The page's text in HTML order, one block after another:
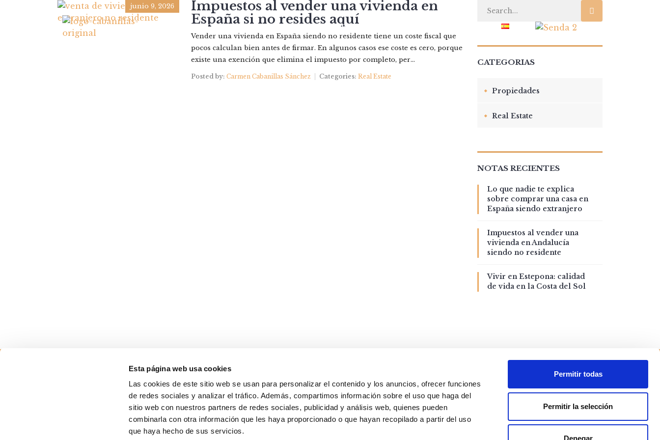
Esta página web usa cookies
Las cookies de este sitio web se usan para personalizar el contenido y los anuncios, ofrecer funciones
de redes sociales y analizar el tráfico. Además, compartimos información sobre el uso que haga del
sitio web con nuestros partners de redes sociales, publicidad y análisis web, quienes pueden
combinarla con otra información que les haya proporcionado o que hayan recopilado a partir del uso
que haya hecho de sus servicios.
Permitir todas
Permitir la selección
Denegar
PROPIEDADES QUIERES VENDER?
junio 9, 2026
Impuestos al vender una vivienda en
España si no resides aquí
Vender una vivienda en España siendo no residente tiene un coste fiscal que
pocos calculan bien antes de firmar. En algunos casos ese coste es cero, porque
existe una exención que elimina el impuesto por completo, per...
Posted by: Carmen Cabanillas Sánchez Categories: Real Estate
CATEGORIAS
Propiedades
Real Estate
NOTAS RECIENTES
Lo que nadie te explica
sobre comprar una casa en
España siendo extranjero
Impuestos al vender una
vivienda en Andalucía
siendo no residente
Vivir en Estepona: calidad
de vida en la Costa del Sol
sales@cabanillasrealestate.com
Avda. España 90, 29680 Estepona, Málaga
Política de Privacidad